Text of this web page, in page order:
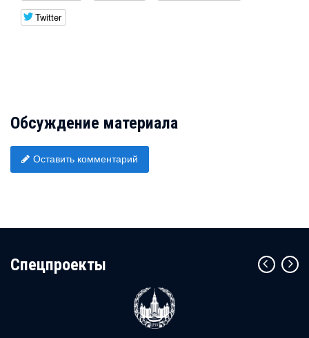
Twitter
Обсуждение материала
Оставить комментарий
Cпецпроекты